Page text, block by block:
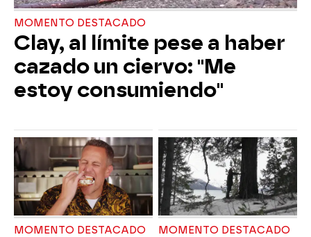
MOMENTO DESTACADO
Clay, al límite pese a haber
cazado un ciervo: "Me
estoy consumiendo"
MOMENTO DESTACADO MOMENTO DESTACADO